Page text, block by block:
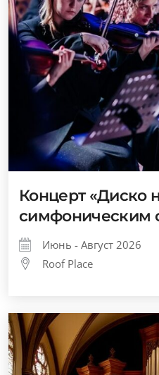
Концерт «Диско
симфоническим
Июнь - Август 2026
Roof Place